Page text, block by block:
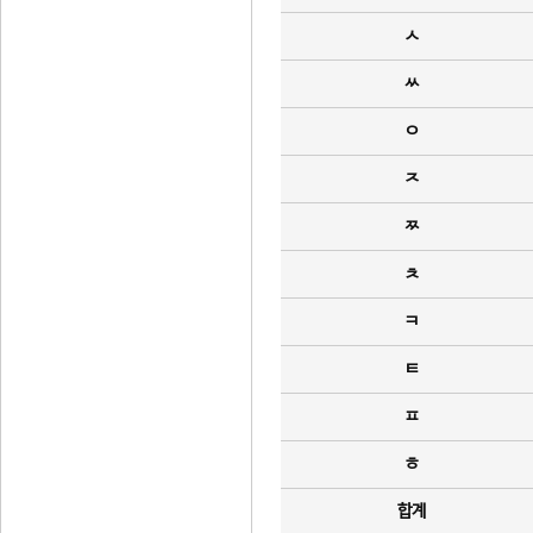
ㅅ
ㅆ
ㅇ
ㅈ
ㅉ
ㅊ
ㅋ
ㅌ
ㅍ
ㅎ
합계